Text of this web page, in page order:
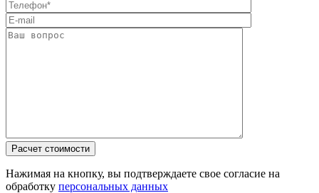
Нажимая на кнопку, вы подтверждаете свое согласие на
обработку персональных данных